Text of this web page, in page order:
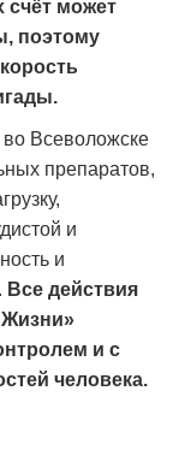
счёт может
поэтому
Всеволожске
препаратов,
и
и
Все действия
Жизни»
и с
человека.